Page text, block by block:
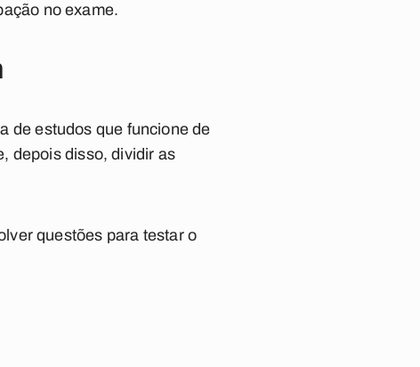
no exame.
de estudos que funcione de
depois disso, dividir as
questões para testar o